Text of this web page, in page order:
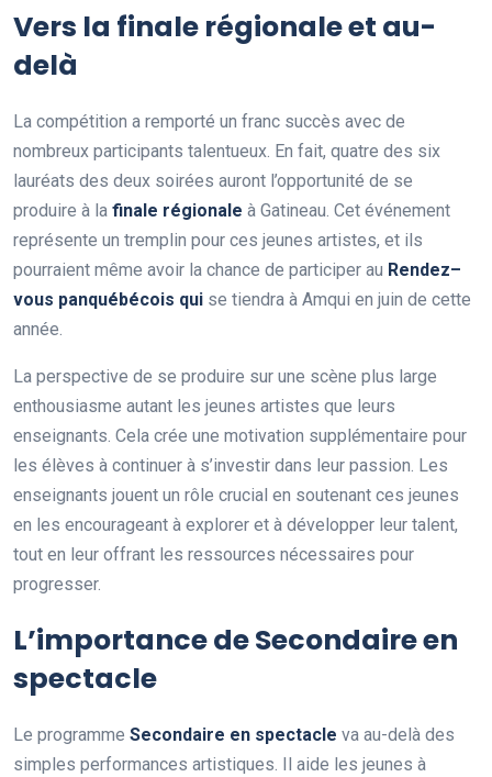
Vers la finale régionale et au-
delà
La compétition a remporté un franc succès avec de
nombreux participants talentueux. En fait, quatre des six
lauréats des deux soirées auront l’opportunité de se
produire à la fna e régiona e à Gatineau. Cet événement
représente un tremplin pour ces jeunes artistes, et ils
pourraient même avoir la chance de participer au Rendez–
vous panqué bécois qui se tiendra à Amqui en juin de cette
année.
La perspective de se produire sur une scène plus large
enthousiasme autant les jeunes artistes que leurs
enseignants. Cela crée une motivation supplémentaire pour
les élèves à continuer à s’investir dans leur passion. Les
enseignants jouent un rôle crucial en soutenant ces jeunes
en les encourageant à explorer et à développer leur talent,
tout en leur offrant les ressources nécessaires pour
progresser.
L’importance de Secondaire en
spectacle
Le programme Secondaire en spectac e va au-delà des
simples performances artistiques. Il aide les jeunes à